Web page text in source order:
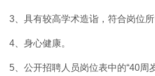
3、具有较高学术造诣，符合岗位
4、身心健康。
5、公开招聘人员岗位表中的“40周